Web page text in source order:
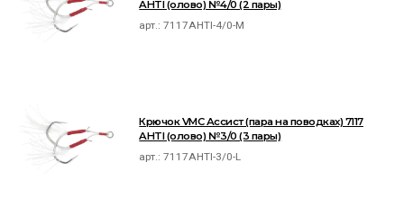
AHTI (олово) №4/0 (2 пары)
арт.:7117AHTI-4/0-M
Крючок VMC Ассист (пара на поводках) 7117
AHTI (олово) №3/0 (3 пары)
арт.:7117AHTI-3/0-L